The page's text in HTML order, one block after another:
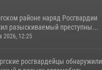
районе наряд Росгвардии
разыскиваемый преступны...
2026, 12:25
росгвардейцы обнаружили